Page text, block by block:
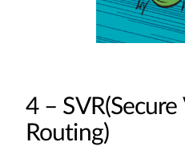
4 –
Routing)